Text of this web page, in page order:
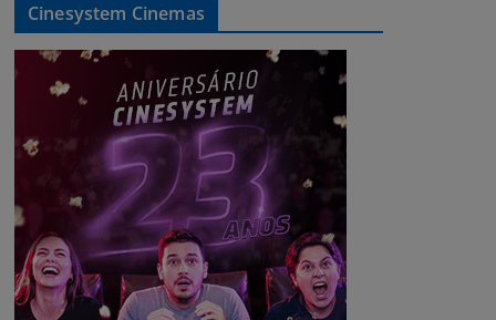
Cinesystem Cinemas